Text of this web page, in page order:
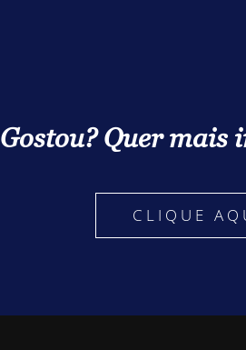
Gostou? Quer mais
CLIQUE